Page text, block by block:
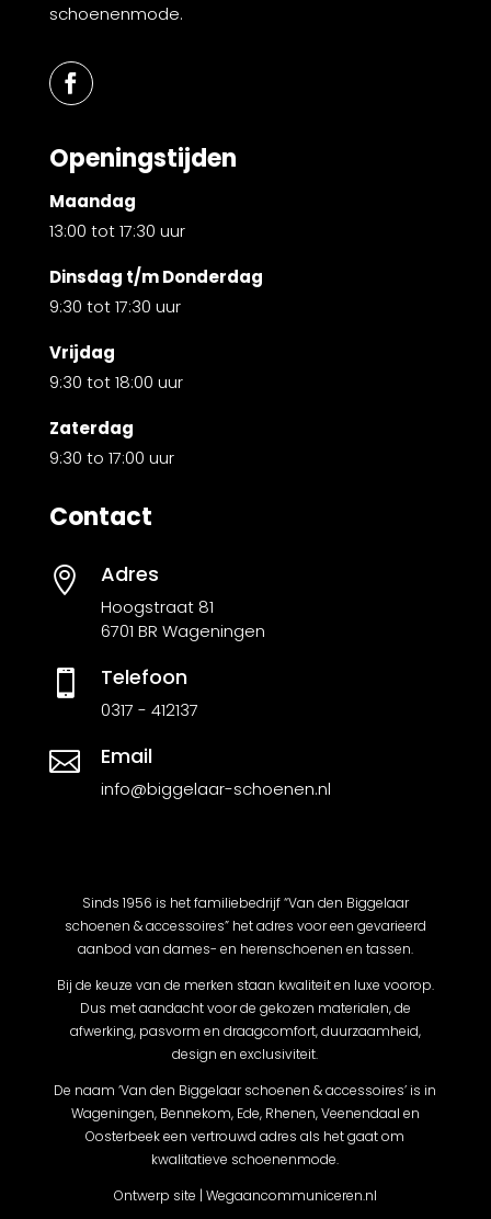
schoenenmode.
Openingstijden
Maandag
13:00 tot 17:30 uur
Dinsdag t/m Donderdag
9:30 tot 17:30 uur
Vrijdag
9:30 tot 18:00 uur
Zaterdag
9:30 to 17:00 uur
Contact
 Adres
Hoogstraat 81
6701 BR Wageningen
 Telefoon
0317 - 412137
 Email
info@biggelaar-schoenen.nl
Sinds 1956 is het familiebedrijf “Van den Biggelaar
schoenen & accessoires” het adres voor een gevarieerd
aanbod van dames- en herenschoenen en tassen.
Bij de keuze van de merken staan kwaliteit en luxe voorop.
Dus met aandacht voor de gekozen materialen, de
afwerking, pasvorm en draagcomfort, duurzaamheid,
design en exclusiviteit.
De naam ‘Van den Biggelaar schoenen & accessoires’ is in
Wageningen, Bennekom, Ede, Rhenen, Veenendaal en
Oosterbeek een vertrouwd adres als het gaat om
kwalitatieve schoenenmode.
Ontwerp site | Wegaancommuniceren.nl